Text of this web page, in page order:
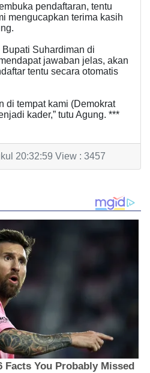
pendaftaran, tentu
mengucapkan terima kasih
Suhardiman di
jawaban jelas, akan
tentu secara otomatis
di tempat kami (Demokrat
kader,” tutu Agung. ***
20:32:59 View : 3457